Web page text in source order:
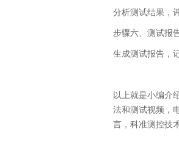
分析测试结果，
步骤六、 测试报
生成测试报告，
以上就是小编介
法和测试视频，
言，科准测控技